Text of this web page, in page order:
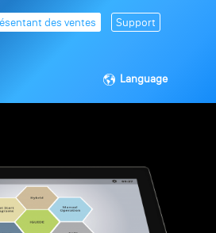
des ventes Support
Language